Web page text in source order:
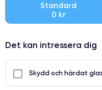
Standard
0 kr
Det kan intressera dig
Skydd och härdat